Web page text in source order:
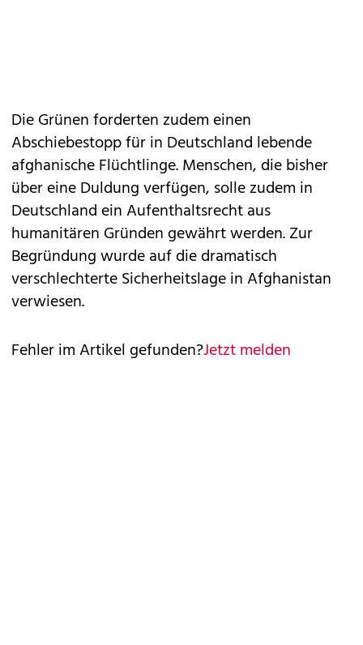
Die Grünen forderten zudem einen
Abschiebestopp für in Deutschland lebende
afghanische Flüchtlinge. Menschen, die bisher
über eine Duldung verfügen, solle zudem in
Deutschland ein Aufenthaltsrecht aus
humanitären Gründen gewährt werden. Zur
Begründung wurde auf die dramatisch
verschlechterte Sicherheitslage in Afghanistan
verwiesen.
Fehler im Artikel gefunden?Jetzt melden